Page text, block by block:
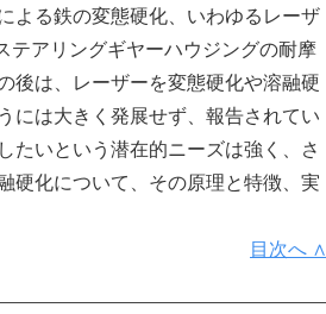
よる鉄の変態硬化、いわゆるレーザ
テアリングギヤーハウジングの耐摩
後は、レーザーを変態硬化や溶融硬
には大きく発展せず、報告されてい
たいという潜在的ニーズは強く、さ
硬化について、その原理と特徴、実
目次へ ∧